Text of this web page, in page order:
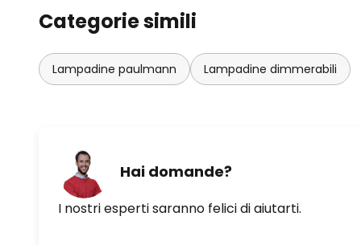
Categorie simili
Lampadine paulmann Lampadine dimmerabili
Hai domande?
I nostri esperti saranno felici di aiutarti.